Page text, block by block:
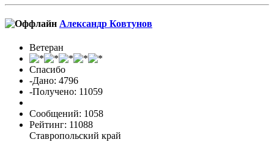
Александр Ковтунов
Ветеран
Спасибо
-Дано: 4796
-Получено: 11059
Сообщений: 1058
Рейтинг: 11088
Ставропольский край